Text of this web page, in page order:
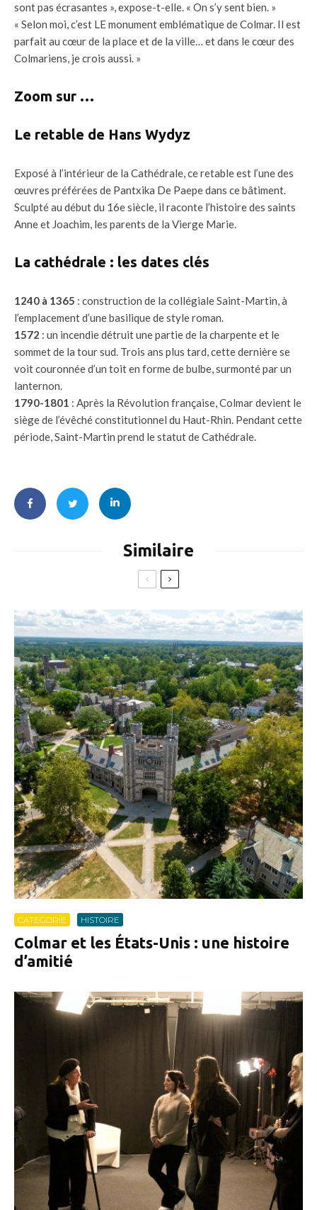
sont pas écrasantes », expose-t-elle. « On s’y sent bien. »
« Selon moi, c’est LE monument emblématique de Colmar. Il est
parfait au cœur de la place et de la ville… et dans le cœur des
Colmariens, je crois aussi. »
Zoom sur …
Le retable de Hans Wydyz
Exposé à l’intérieur de la Cathédrale, ce retable est l’une des
œuvres préférées de Pantxika De Paepe dans ce bâtiment.
Sculpté au début du 16e siècle, il raconte l’histoire des saints
Anne et Joachim, les parents de la Vierge Marie.
La cathédrale : les dates clés
1240 à 1365 : construction de la collégiale Saint-Martin, à
l’emplacement d’une basilique de style roman.
1572 : un incendie détruit une partie de la charpente et le
sommet de la tour sud. Trois ans plus tard, cette dernière se
voit couronnée d’un toit en forme de bulbe, surmonté par un
lanternon.
1790-1801 : Après la Révolution française, Colmar devient le
siège de l’évêché constitutionnel du Haut-Rhin. Pendant cette
période, Saint-Martin prend le statut de Cathédrale.
Similaire
CATEGORIE HISTOIRE
Colmar et les États-Unis : une histoire
d’amitié